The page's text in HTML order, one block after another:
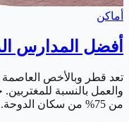
أماكن
أفضل المدارس
تعد قطر وبالأخص
والعمل بالنسبة
من 75% من سكان الدوحة. ومع هذا…